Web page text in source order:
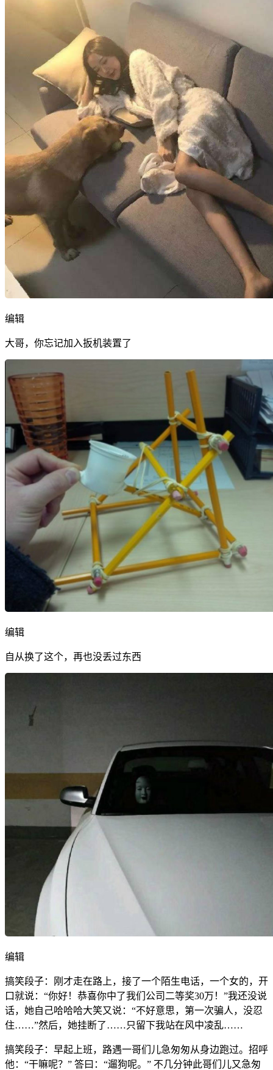
编辑
大哥，你忘记加入扳机装置了
编辑
自从换了这个，再也没丢过东西
编辑
搞笑段子：刚才走在路上，接了一个陌生电话，一个女的，开
口就说：“你好！恭喜你中了我们公司二等奖30万！”我还没说
话，她自己哈哈哈大笑又说：“不好意思，第一次骗人，没忍
住……”然后，她挂断了……只留下我站在风中凌乱……
搞笑段子：早起上班，路遇一哥们儿急匆匆从身边跑过。招呼
他：“干嘛呢？” 答曰：“遛狗呢。” 不几分钟此哥们儿又急匆